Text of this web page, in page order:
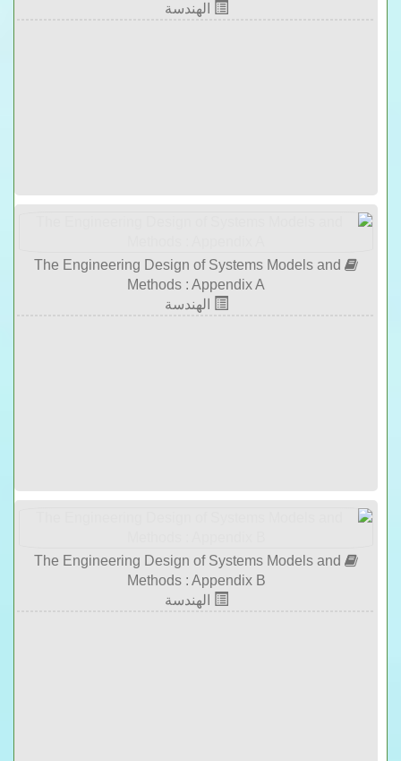
الهندسة
The Engineering Design of Systems Models and
Methods : Appendix A
الهندسة
The Engineering Design of Systems Models and
Methods : Appendix B
الهندسة